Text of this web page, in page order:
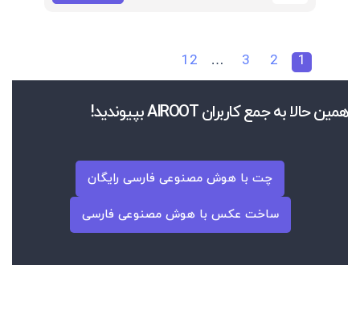
1
2
3
…
12
همین حالا به جمع کاربران AIROOT بپیوندید!
چت با هوش مصنوعی فارسی رایگان
ساخت عکس با هوش مصنوعی فارسی